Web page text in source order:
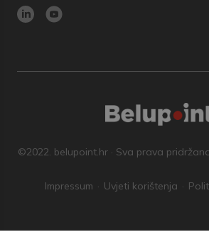
©2022. belupoint.hr · Sva prava
Impressum Uvjeti korištenja